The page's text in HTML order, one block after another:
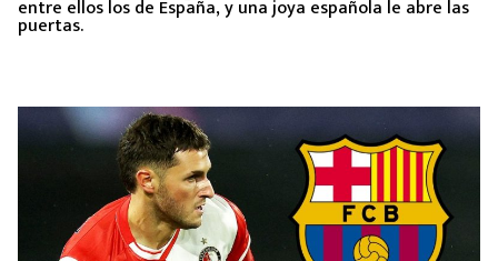
entre ellos los de España, y una joya española le abre las
puertas.